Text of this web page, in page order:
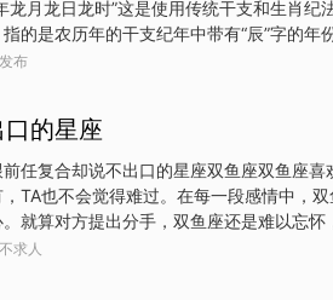
龙月龙日龙时”这是使用传统干支和生肖纪
的是农历年的干支纪年中带有“辰”字的
就会出现一个龙年。 龙月：指的是农历月的
壬癸为十天干，子丑寅卯辰巳午未申酉戌亥
、乙丑……癸亥，以此记录年序与日序，如
日，农历年按干支纪法和生肖纪法命名
法命名。王科超说，现在的农历以朔望
布
的星座
任复合却说不出口的星座双鱼座双鱼座
TA也不会觉得难过。在每一段感情中，
就算对方提出分手，双鱼座还是难以忘
次伤害。能做的只是在原地等待，心怀幻想
求人